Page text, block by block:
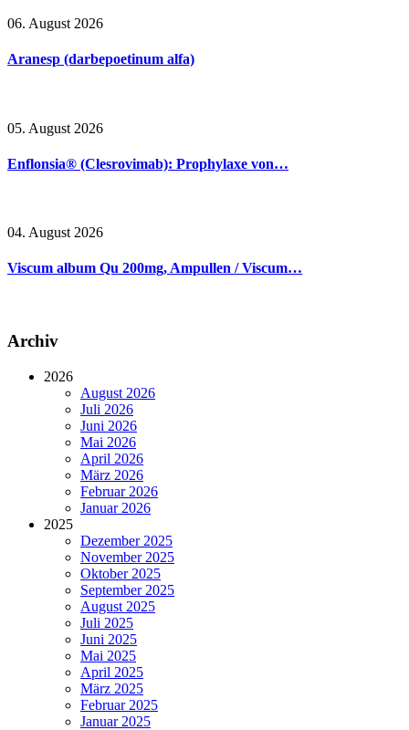
06. August 2026
Aranesp (darbepoetinum alfa)
05. August 2026
Enflonsia® (Clesrovimab): Prophylaxe von…
04. August 2026
Viscum album Qu 200mg, Ampullen / Viscum…
Archiv
2026
August 2026
Juli 2026
Juni 2026
Mai 2026
April 2026
März 2026
Februar 2026
Januar 2026
2025
Dezember 2025
November 2025
Oktober 2025
September 2025
August 2025
Juli 2025
Juni 2025
Mai 2025
April 2025
März 2025
Februar 2025
Januar 2025